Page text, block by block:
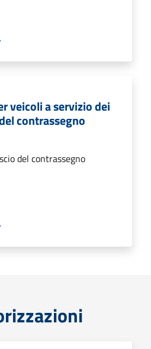
veicoli a servizio dei
contrassegno
del contrassegno